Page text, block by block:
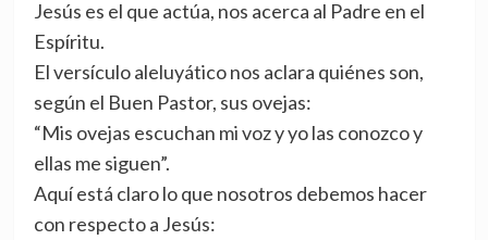
Jesús es el que actúa, nos acerca al Padre en el
Espíritu.
El versículo aleluyático nos aclara quiénes son,
según el Buen Pastor, sus ovejas:
“Mis ovejas escuchan mi voz y yo las conozco y
ellas me siguen”.
Aquí está claro lo que nosotros debemos hacer
con respecto a Jesús: